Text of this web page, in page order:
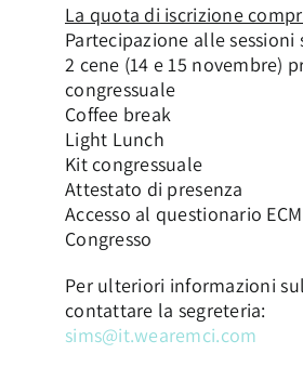
La quota di iscrizione
Partecipazione alle sessioni
2 cene (14 e 15 novembre)
congressuale
Coffee break
Light Lunch
Kit congressuale
Attestato di presenza
Accesso al questionario
Congresso
Per ulteriori informazioni
contattare la segreteria:
sims@it.wearemci.com